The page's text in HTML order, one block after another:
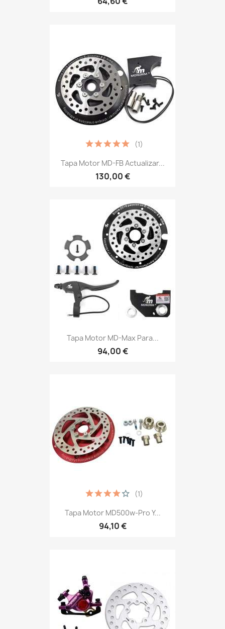
Tapa Motor MD-FB Actualizar...
130,00 €
(1)
Tapa Motor MD-Max Para...
94,00 €
Tapa Motor MD500w-Pro Y...
94,10 €
(1)